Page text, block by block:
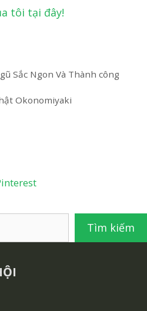
tôi tại đây!
Sắc Ngon Và Thành công
Okonomiyaki
Tìm kiếm